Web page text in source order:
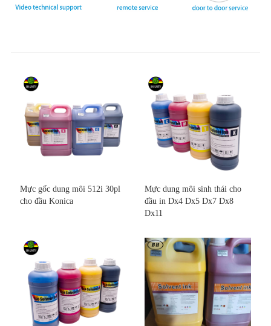
Mực gốc dung môi 512i 30pl
cho đầu Konica
Mực dung môi sinh thái cho
đầu in Dx4 Dx5 Dx7 Dx8
Dx11